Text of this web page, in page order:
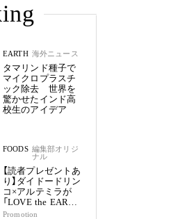
EARTH 海外ニュース
タマリンド種子で
マイクロプラスチ
ック除去 世界を
驚かせたインド高
校生のアイデア
FOODS 編集部オリジ
ナル
【読者プレゼントあ
り】ダイドードリン
コ×アルテミラが
「LOVE the EARTH
シリーズ」で目指す
Promotion